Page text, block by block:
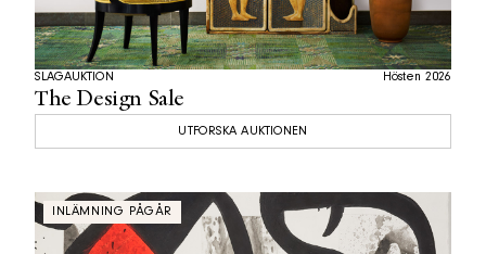
The Design Sale
SLAGAUKTION Hösten 2026
UTFORSKA AUKTIONEN
INLÄMNING PÅGÅR